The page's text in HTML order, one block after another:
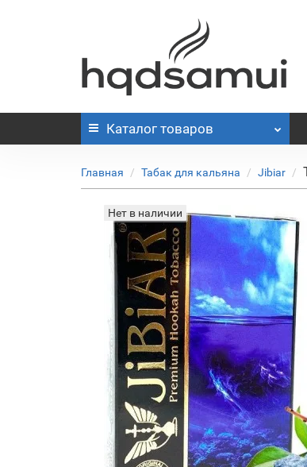
Каталог товаров
Главная Табак для кальяна Jibiar
Нет в наличии